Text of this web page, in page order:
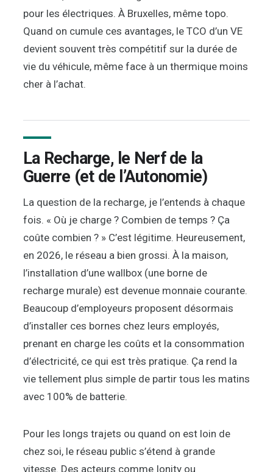
pour les électriques. À Bruxelles, même topo.
Quand on cumule ces avantages, le TCO d’un VE
devient souvent très compétitif sur la durée de
vie du véhicule, même face à un thermique moins
cher à l’achat.
La Recharge, le Nerf de la
Guerre (et de l’Autonomie)
La question de la recharge, je l’entends à chaque
fois. « Où je charge ? Combien de temps ? Ça
coûte combien ? » C’est légitime. Heureusement,
en 2026, le réseau a bien grossi. À la maison,
l’installation d’une wallbox (une borne de
recharge murale) est devenue monnaie courante.
Beaucoup d’employeurs proposent désormais
d’installer ces bornes chez leurs employés,
prenant en charge les coûts et la consommation
d’électricité, ce qui est très pratique. Ça rend la
vie tellement plus simple de partir tous les matins
avec 100% de batterie.
Pour les longs trajets ou quand on est loin de
chez soi, le réseau public s’étend à grande
vitesse. Des acteurs comme Ionity ou